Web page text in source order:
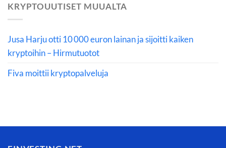
KRYPTOUUTISET MUUALTA
Jusa Harju otti 10 000 euron lainan ja sijoitti kaiken
kryptoihin – Hirmutuotot
Fiva moittii kryptopalveluja